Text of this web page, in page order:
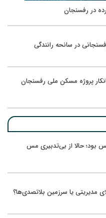
در رفسنجان
پروژه مسکن ملی رفسنجان
بود؛ حالا از بی‌تدبیری مس
مدیریتی یا سرزمین بلاتصدی‌ها؟